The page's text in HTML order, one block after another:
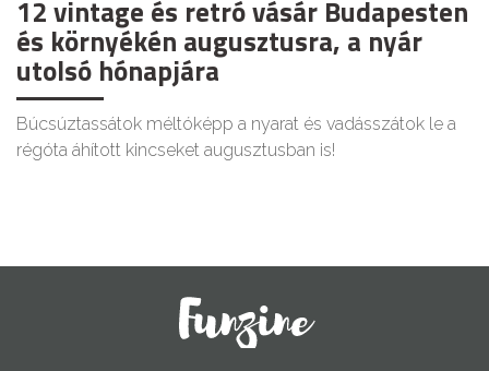
12 vintage és retró vásár Budapesten
és környékén augusztusra, a nyár
utolsó hónapjára
Búcsúztassátok méltóképp a nyarat és vadásszátok le a
régóta áhított kincseket augusztusban is!